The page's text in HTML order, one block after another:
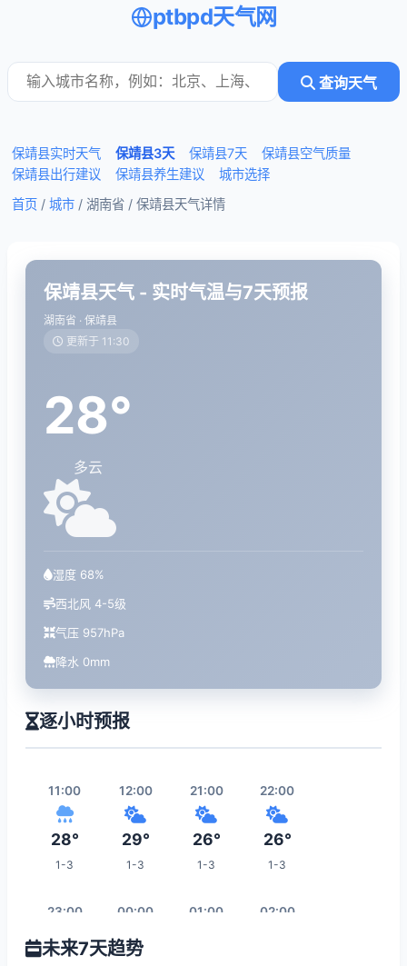
ptbpd天气网
查询天气
保靖县实时天气 保靖县3天 保靖县7天
保靖县空气质量
保靖县出行建议
保靖县养生建议
城市选择
首页 / 城市 / 湖南省 / 保靖县天气详情
保靖县天气 - 实时气温与7天预报
湖南省 · 保靖县
更新于 11:30
28°
多云
湿度 68%
西北风 4-5级
气压 957hPa
降水 0mm
逐小时预报
11:00
28°
1-3
12:00
29°
1-3
21:00
26°
1-3
22:00
26°
1-3
23:00
23°
00:00
24°
01:00 02:00
未来7天趋势